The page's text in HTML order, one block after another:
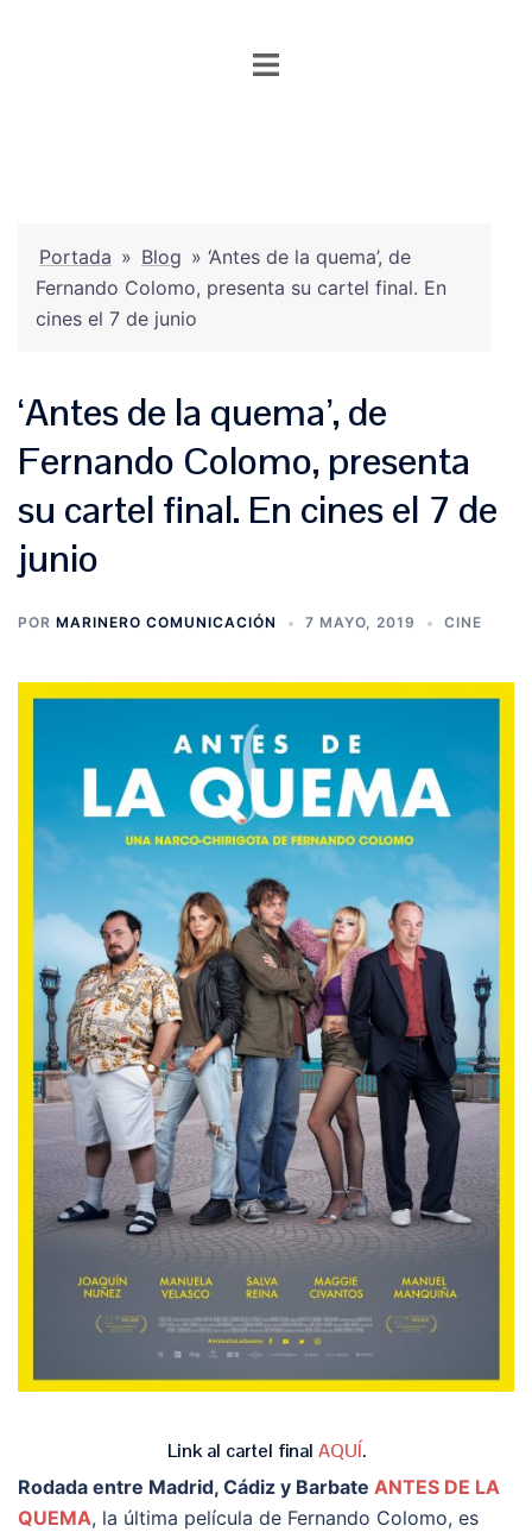
Portada » Blog » ‘Antes de la quema’, de
Fernando Colomo, presenta su cartel final. En
cines el 7 de junio
‘Antes de la quema’, de
Fernando Colomo, presenta
su cartel final. En cines el 7 de
junio
POR MARINERO COMUNICACIÓN 7 MAYO, 2019 CINE
Link al cartel final AQUÍ.
Rodada entre Madrid, Cádiz y Barbate ANTES DE LA
QUEMA, la última película de Fernando Colomo, es